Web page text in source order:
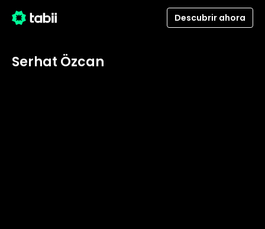
Descubrir ahora
Serhat Özcan